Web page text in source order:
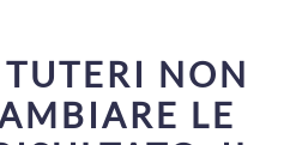
NON
LE